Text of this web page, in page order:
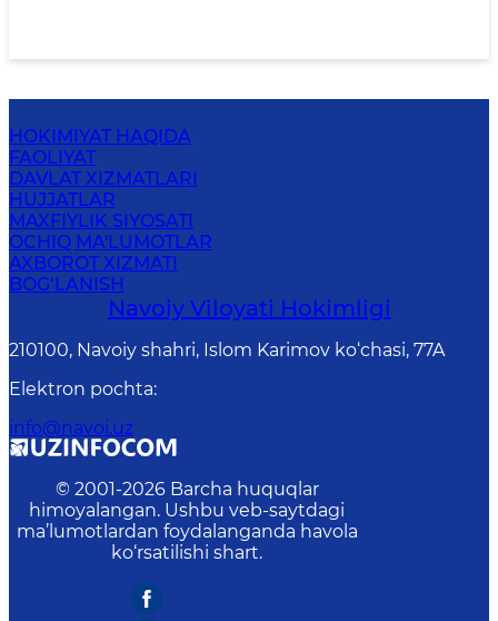
HOKIMIYAT HAQIDA
FAOLIYAT
DAVLAT XIZMATLARI
HUJJATLAR
MAXFIYLIK SIYOSATI
OCHIQ MA'LUMOTLAR
AXBOROT XIZMATI
BOG‘LANISH
Navoiy Vilоyati Hоkimligi
210100, Nаvоiy shаhri, Islom Karimov ko‘chаsi, 77A
Elektron pochta:
info@navoi.uz
© 2001-2026 Barcha huquqlar
himoyalangan. Ushbu veb-saytdagi
ma’lumotlardan foydalanganda havola
ko‘rsatilishi shart.